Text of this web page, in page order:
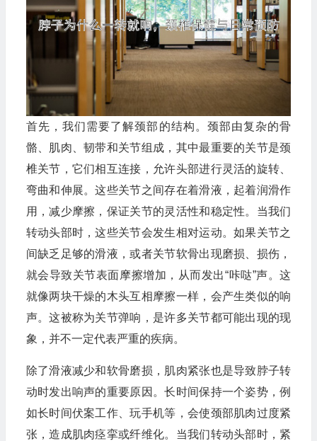
首先，我们需要了解颈部的结构。颈部由复杂的骨
骼、肌肉、韧带和关节组成，其中最重要的关节是颈
椎关节，它们相互连接，允许头部进行灵活的旋转、
弯曲和伸展。这些关节之间存在着滑液，起着润滑作
用，减少摩擦，保证关节的灵活性和稳定性。当我们
转动头部时，这些关节会发生相对运动。如果关节之
间缺乏足够的滑液，或者关节软骨出现磨损、损伤，
就会导致关节表面摩擦增加，从而发出“咔哒”声。这
就像两块干燥的木头互相摩擦一样，会产生类似的响
声。这被称为关节弹响，是许多关节都可能出现的现
象，并不一定代表严重的疾病。
除了滑液减少和软骨磨损，肌肉紧张也是导致脖子转
动时发出响声的重要原因。长时间保持一个姿势，例
如长时间伏案工作、玩手机等，会使颈部肌肉过度紧
张，造成肌肉痉挛或纤维化。当我们转动头部时，紧